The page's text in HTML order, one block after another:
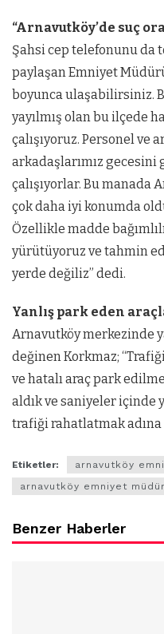
“Arnavutköy’de suç
Şahsi cep telefonunu da
paylaşan Emniyet
boyunca ulaşabilirsiniz.
yayılmış olan bu ilçede
çalışıyoruz. Personel ve
arkadaşlarımız
çalışıyorlar. Bu manada
çok daha iyi konumda
Özellikle madde
yürütüyoruz ve tahmin
yerde değiliz” dedi.
Yanlış park eden
Arnavutköy merkezinde
değinen Korkmaz;
ve hatalı araç park
aldık ve saniyeler içinde
trafiği rahatlatmak
Etiketler:
arnavutköy
arnavutköy emniyet
Benzer Haberler